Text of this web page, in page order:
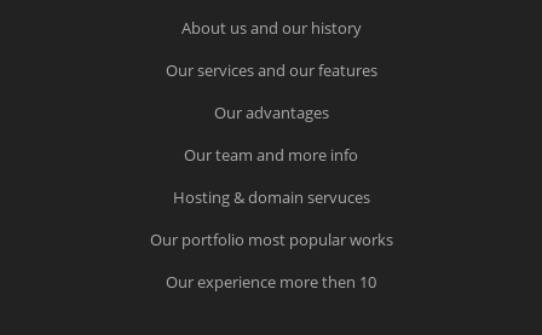
About us and our history
Our services and our features
Our advantages
Our team and more info
Hosting & domain servuces
Our portfolio most popular works
Our experience more then 10